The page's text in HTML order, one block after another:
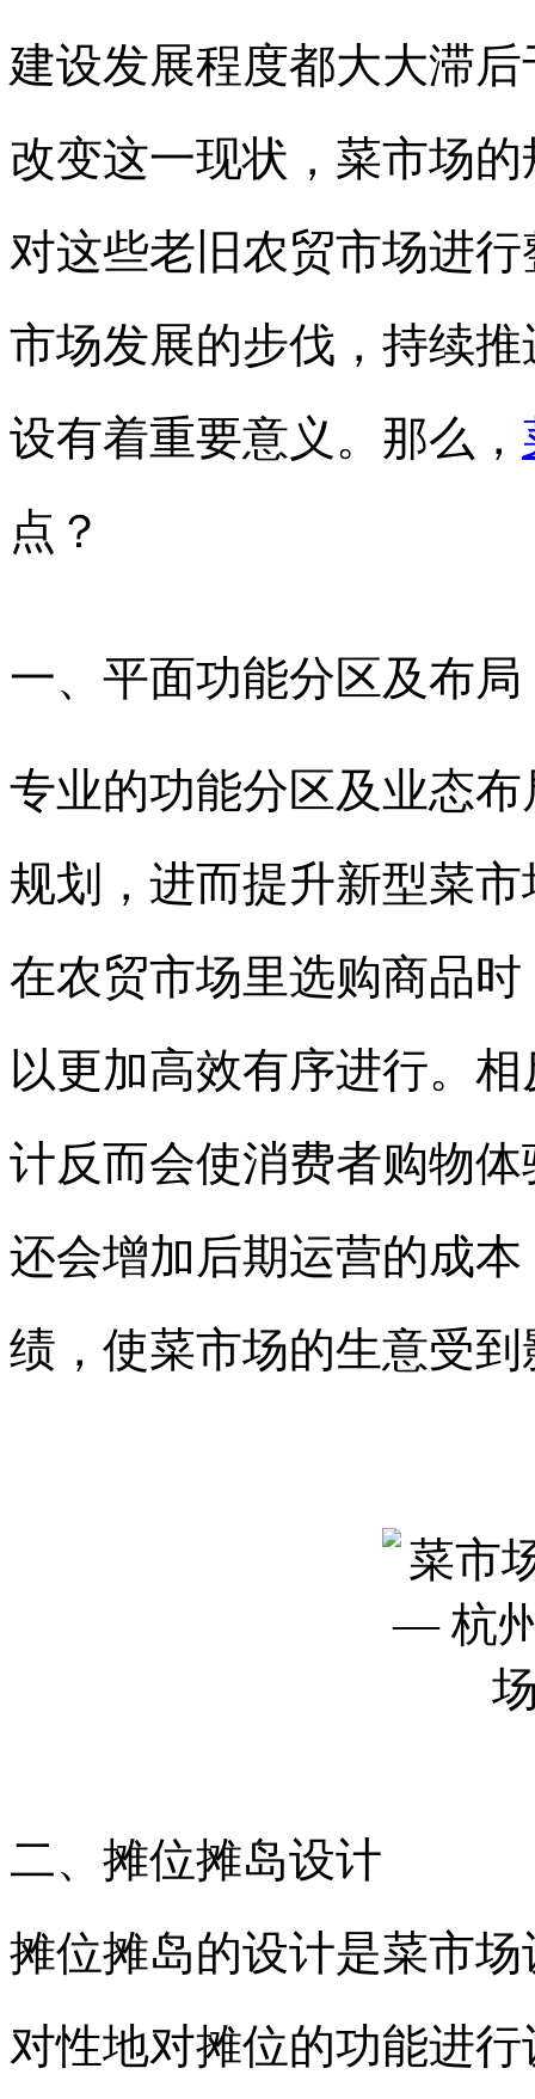
建设发展程度都大大滞
改变这一现状，菜市场
对这些老旧农贸市场进
市场发展的步伐，持续
设有着重要意义。那么，
点？
一、平面功能分区及布局
专业的功能分区及业态
规划，进而提升新型菜
在农贸市场里选购商品
以更加高效有序进行。
计反而会使消费者购物
还会增加后期运营的成
绩，使菜市场的生意受到
二、摊位摊岛设计
摊位摊岛的设计是菜市
对性地对摊位的功能进